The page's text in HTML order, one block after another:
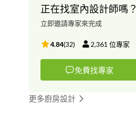
正在找室內設計師嗎？
立即邀請專家來完成
4.84(32) 2,361 位專家
免費找專家
更多廚房設計